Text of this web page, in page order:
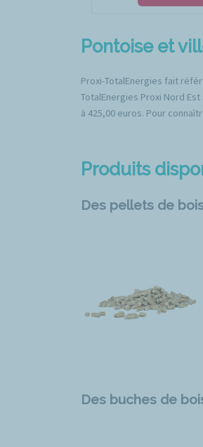
Pontoise et
Proxi-TotalEnergies fait
TotalEnergies Proxi Nord
à 425,00 euros. Pour
Produits
Des pellets de
Des buches de